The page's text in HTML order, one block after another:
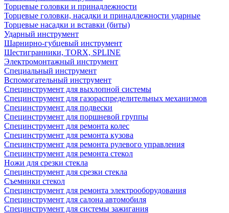
Торцевые головки и принадлежности
Торцевые головки, насадки и принадлежности ударные
Торцевые насадки и вставки (биты)
Ударный инструмент
Шарнирно-губцевый инструмент
Шестигранники, TORX, SPLINE
Электромонтажный инструмент
Специальный инструмент
Вспомогательный инструмент
Специнструмент для выхлопной системы
Специнструмент для газораспределительных механизмов
Специнструмент для подвески
Специнструмент для поршневой группы
Специнструмент для ремонта колес
Специнструмент для ремонта кузова
Специнструмент для ремонта рулевого управления
Специнструмент для ремонта стекол
Ножи для срезки стекла
Специнструмент для срезки стекла
Съемники стекол
Специнструмент для ремонта электрооборудования
Специнструмент для салона автомобиля
Специнструмент для системы зажигания